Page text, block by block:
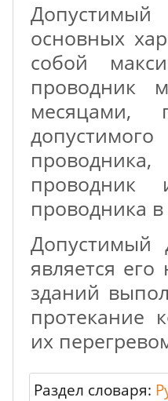
основных
собой
проводник
месяцами,
проводник
проводника в
Допустимый
является
зданий
протекание
их
Раздел словаря: